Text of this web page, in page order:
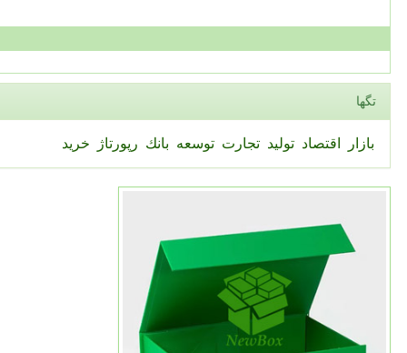
تگها
بازار اقتصاد تولید تجارت توسعه بانك رپورتاژ خرید